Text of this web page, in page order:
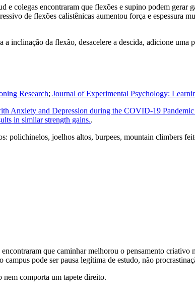
e colegas encontraram que flexões e supino podem gerar
de flexões calistênicas aumentou força e espessura
da flexão, desacelere a descida, adicione uma
Research; Journal of Experimental Psychology:
Anxiety and Depression during the COVID-19
in similar strength gains..
polichinelos, joelhos altos, burpees, mountain climbers
que caminhar melhorou o pensamento
pode ser pausa legítima de estudo, não
nem comporta um tapete direito.